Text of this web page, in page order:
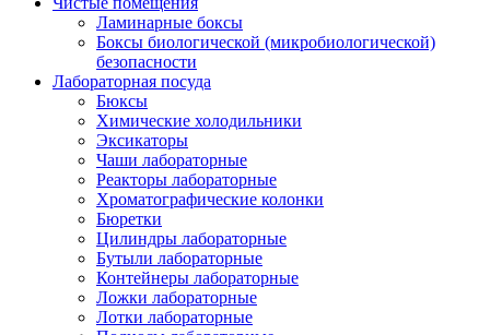
Ламинарные боксы
Боксы биологической (микробиологической)
безопасности
Лабораторная посуда
Бюксы
Химические холодильники
Эксикаторы
Чаши лабораторные
Реакторы лабораторные
Хроматографические колонки
Бюретки
Цилиндры лабораторные
Бутыли лабораторные
Контейнеры лабораторные
Ложки лабораторные
Лотки лабораторные